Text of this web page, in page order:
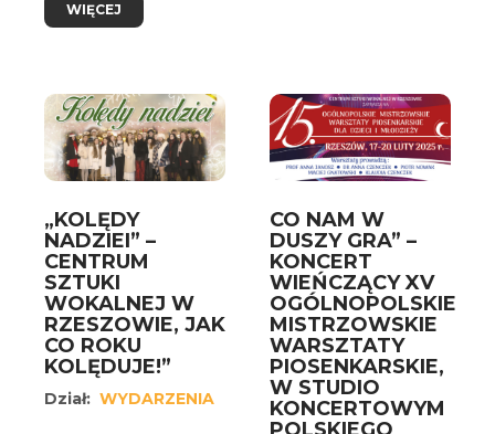
WIĘCEJ
„KOLĘDY
NADZIEI” –
CENTRUM
SZTUKI
WOKALNEJ W
RZESZOWIE, JAK
CO ROKU
KOLĘDUJE!”
Dział: WYDARZENIA
CO NAM W
DUSZY GRA” –
KONCERT
WIEŃCZĄCY XV
OGÓLNOPOLSKIE
MISTRZOWSKIE
WARSZTATY
PIOSENKARSKIE,
W STUDIO
KONCERTOWYM
POLSKIEGO